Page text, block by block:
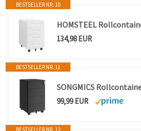
BESTSELLER NR. 10
134,98 EUR
BESTSELLER NR. 11
99,99 EUR
BESTSELLER NR. 12